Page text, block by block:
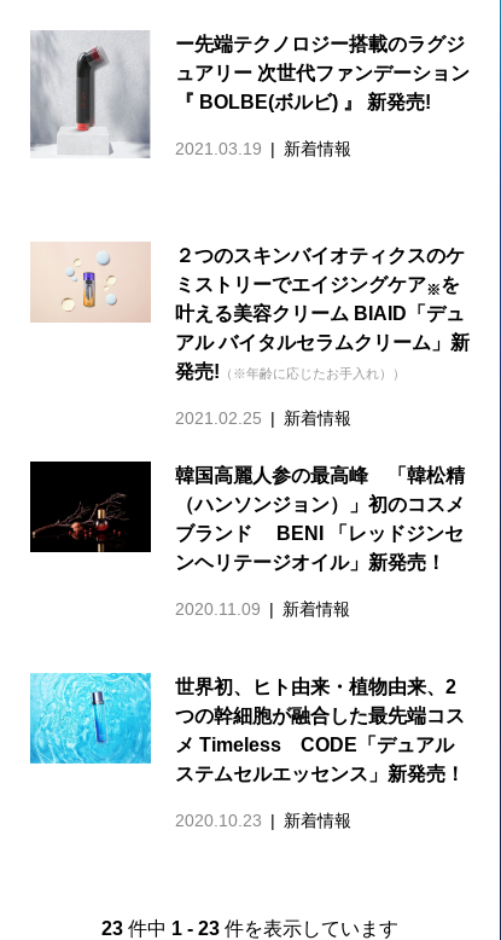
ー先端テクノロジー搭載のラグジ
ュアリー 次世代ファンデーション
『 BOLBE(ボルビ) 』 新発売!
2021.03.19 新着情報
２つのスキンバイオティクスのケ
ミストリーでエイジングケア※を
叶える美容クリーム BIAID「デュ
アル バイタルセラムクリーム」新
発売! （※年齢に応じたお手入れ））
2021.02.25 新着情報
韓国高麗人参の最高峰 「韓松精
（ハンソンジョン）」初のコスメ
ブランド BENI 「レッドジンセ
ンヘリテージオイル」新発売！
2020.11.09 新着情報
世界初、ヒト由来・植物由来、2
つの幹細胞が融合した最先端コス
メ Timeless CODE「デュアル
ステムセルエッセンス」新発売！
2020.10.23 新着情報
23 件中 1 - 23 件を表示しています